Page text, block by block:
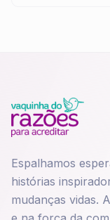
Espalhamos
histórias
mudanças vidas.